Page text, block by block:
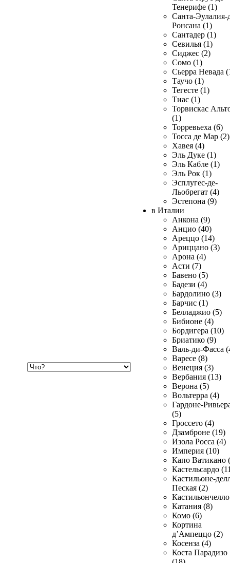
Тенерифе (1)
Санта-Эулалия-
Ронсана (1)
Сантадер (1)
Севилья (1)
Сиджес (2)
Сомо (1)
Сьерра Невада
Таучо (1)
Тегесте (1)
Тиас (1)
Торвискас
(1)
Торревьеха (6)
Тосса де Мар (2)
Хавея (4)
Эль Дуке (1)
Эль Кабле (1)
Эль Рок (1)
Эсплугес-де-
Льобрегат (4)
Эстепона (9)
в Италии
Анкона (9)
Анцио (40)
Ареццо (14)
Ариццано (3)
Арона (4)
Асти (7)
Бавено (5)
Бадези (4)
Бардолино (3)
Барчис (1)
Белладжио (5)
Бибионе (4)
Бордигера (10)
Бриатико (9)
Валь-ди-Фасса
Варесе (8)
Венеция (3)
Вербания (13)
Верона (5)
Вольтерра (4)
Гардоне-
(5)
Гроссето (4)
Дзамброне (19)
Изола Росса (4)
Империя (10)
Капо Ватикано
Кастельсардо
Кастильоне-
Пеская (2)
Катания (8)
Комо (6)
Кортина
д’Ампеццо (2)
Косенза (4)
Коста Парадизо